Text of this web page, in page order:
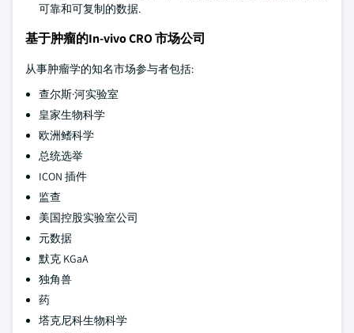
可靠和可复制的数据.
基于肿瘤的In-vivo CRO 市场公司
从事肿瘤学的知名市场参与者包括:
查尔斯·河实验室
皇家生物科学
欧洲鳍科学
总统选举
ICON 插件
监查
美国控股实验室公司
元数据
默克 KGaA
独角兽
药
塔克尼科生物科学